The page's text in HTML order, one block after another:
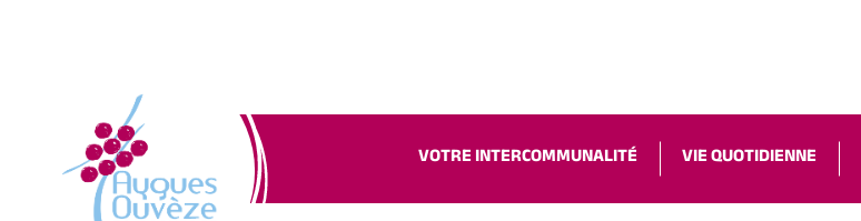
VOTRE INTERCOMMUNALITÉ VIE QUOTIDIENNE